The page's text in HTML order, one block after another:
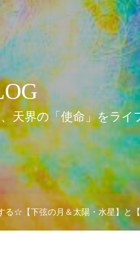
天界の「使命」をライ
る☆【下弦の月＆太陽・水星】と